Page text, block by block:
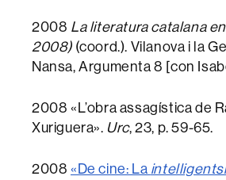
2008 La literatura catalana
2008) (coord.). Vilanova i la
Nansa, Argumenta 8 [con
2008 «L’obra assagística de
Xuriguera». Urc, 23, p. 59-65.
2008 «De cine: La